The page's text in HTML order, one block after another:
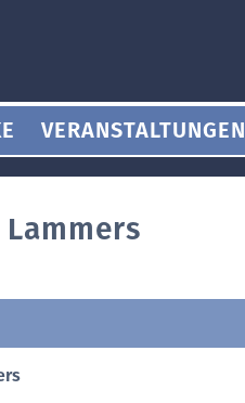
VERANSTALTUNGEN